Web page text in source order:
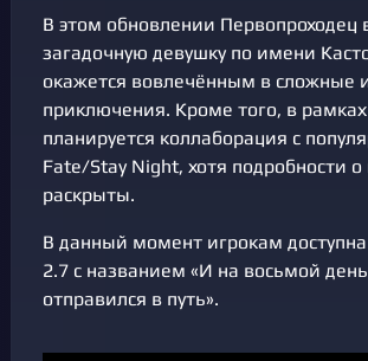
В этом обновлении Первопроходец
загадочную девушку по имени
окажется вовлечённым в сложные
приключения. Кроме того, в
планируется коллаборация с
Fate/Stay Night, хотя подробности о
раскрыты.
В данный момент игрокам
2.7 с названием «И на восьмой
отправился в путь».